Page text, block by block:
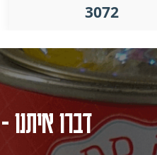
3072
דברו איתנו